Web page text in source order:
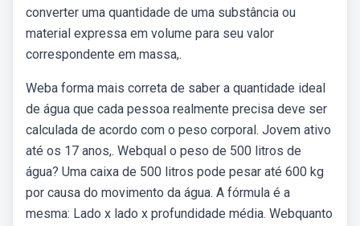
converter uma quantidade de uma substância ou
material expressa em volume para seu valor
correspondente em massa,.
Weba forma mais correta de saber a quantidade ideal
de água que cada pessoa realmente precisa deve ser
calculada de acordo com o peso corporal. Jovem ativo
até os 17 anos,. Webqual o peso de 500 litros de
água? Uma caixa de 500 litros pode pesar até 600 kg
por causa do movimento da água. A fórmula é a
mesma: Lado x lado x profundidade média. Webquanto